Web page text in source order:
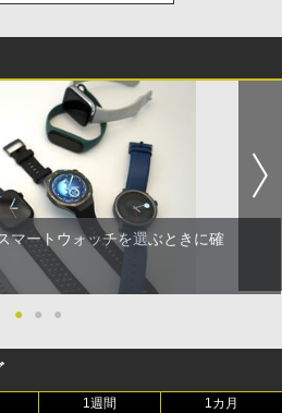
マートウォッチを選ぶときに確
● ● ●
1週間 1カ月